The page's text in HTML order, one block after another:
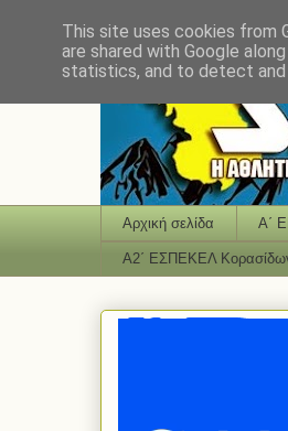
Αρχική σελίδα Α΄
Α2΄ ΕΣΠΕΚΕΛ
This site uses cookies from
are shared with Google
statistics, and to detect and